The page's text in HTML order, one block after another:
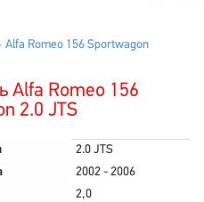
Alfa Romeo 156 Sportwagon
Alfa Romeo 156
2.0 JTS
2.0 JTS
2002 - 2006
2,0